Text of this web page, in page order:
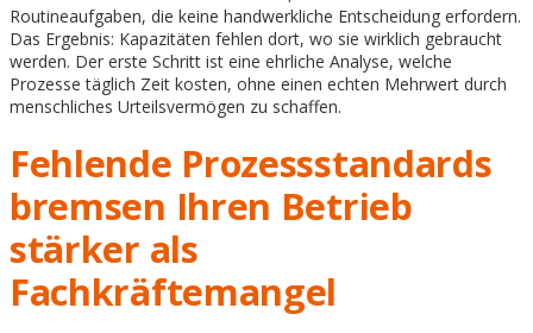
Routineaufgaben, die keine handwerkliche Entscheidung erfordern.
Das Ergebnis: Kapazitäten fehlen dort, wo sie wirklich gebraucht
werden. Der erste Schritt ist eine ehrliche Analyse, welche
Prozesse täglich Zeit kosten, ohne einen echten Mehrwert durch
menschliches Urteilsvermögen zu schaffen.
Fehlende Prozessstandards
bremsen Ihren Betrieb
stärker als
Fachkräftemangel